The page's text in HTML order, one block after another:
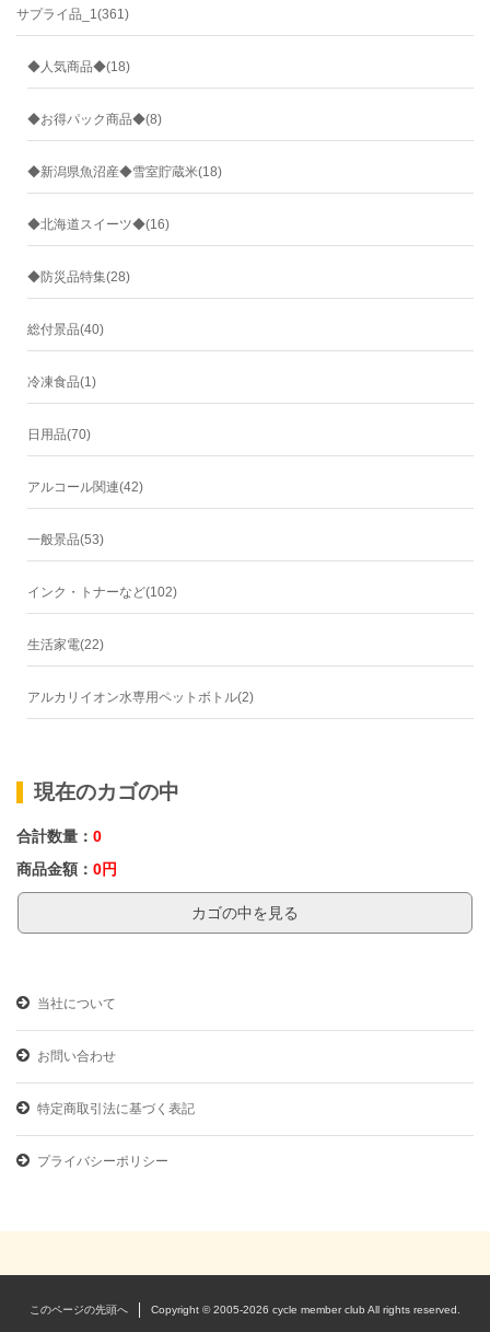
サプライ品_1(361)
◆人気商品◆(18)
◆お得パック商品◆(8)
◆新潟県魚沼産◆雪室貯蔵米(18)
◆北海道スイーツ◆(16)
◆防災品特集(28)
総付景品(40)
冷凍食品(1)
日用品(70)
アルコール関連(42)
一般景品(53)
インク・トナーなど(102)
生活家電(22)
アルカリイオン水専用ペットボトル(2)
現在のカゴの中
合計数量： 0
商品金額： 0円
カゴの中を見る
当社について
お問い合わせ
特定商取引法に基づく表記
プライバシーポリシー
このページの先頭へ Copyright © 2005-2026 cycle member club All rights reserved.